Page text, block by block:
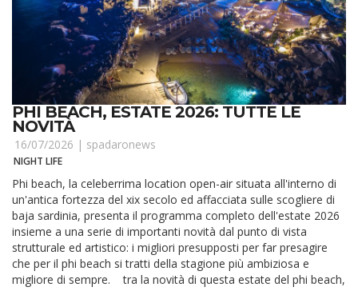
PHI BEACH, ESTATE 2026: TUTTE LE
NOVITÀ
16/07/2026 | spadaronews
NIGHT LIFE
Phi beach, la celeberrima location open-air situata all'interno di
un'antica fortezza del xix secolo ed affacciata sulle scogliere di
baja sardinia, presenta il programma completo dell'estate 2026
insieme a una serie di importanti novità dal punto di vista
strutturale ed artistico: i migliori presupposti per far presagire
che per il phi beach si tratti della stagione più ambiziosa e
migliore di sempre. tra la novità di questa estate del phi beach,